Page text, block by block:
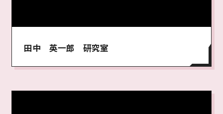
田中 英一郎 研究室